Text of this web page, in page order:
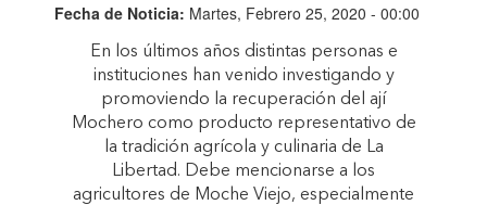
Fecha de Noticia: Martes, Febrero 25, 2020 - 00:00
En los últimos años distintas personas e
instituciones han venido investigando y
promoviendo la recuperación del ají
Mochero como producto representativo de
la tradición agrícola y culinaria de La
Libertad. Debe mencionarse a los
agricultores de Moche Viejo, especialmente